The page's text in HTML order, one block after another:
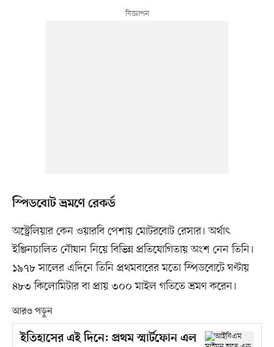
স্পিডবোট ভ্রমণে রেকর্ড
অস্ট্রেলিয়ার কেন ওয়ারবি পেশায় মোটরবোট রেসার। অর্থাৎ
ইঞ্জিনচালিত নৌযান নিয়ে বিভিন্ন প্রতিযোগিতায় অংশ নেন তিনি।
১৯৭৮ সালের এদিনে তিনি প্রথমবারের মতো স্পিডবোটে ঘণ্টায়
৪৮৩ কিলোমিটার বা প্রায় ৩০০ মাইল গতিতে ভ্রমণ করেন।
আরও পড়ুন
ইতিহাসের এই দিনে: প্রথম স্মার্টফোন এল